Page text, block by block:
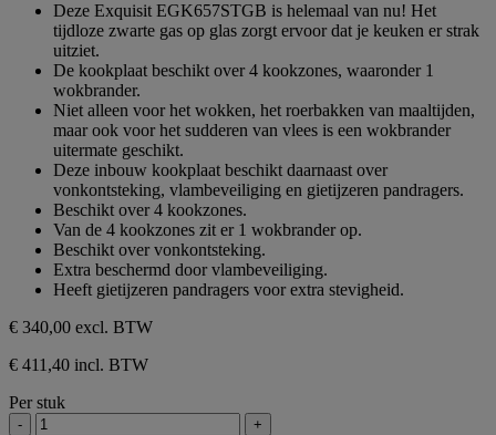
sterren.
Deze Exquisit EGK657STGB is helemaal van nu! Het
tijdloze zwarte gas op glas zorgt ervoor dat je keuken er strak
uitziet.
De kookplaat beschikt over 4 kookzones, waaronder 1
wokbrander.
Niet alleen voor het wokken, het roerbakken van maaltijden,
maar ook voor het sudderen van vlees is een wokbrander
uitermate geschikt.
Deze inbouw kookplaat beschikt daarnaast over
vonkontsteking, vlambeveiliging en gietijzeren pandragers.
Beschikt over 4 kookzones.
Van de 4 kookzones zit er 1 wokbrander op.
Beschikt over vonkontsteking.
Extra beschermd door vlambeveiliging.
Heeft gietijzeren pandragers voor extra stevigheid.
€ 340,00 excl. BTW
€ 411,40 incl. BTW
Per stuk
- +